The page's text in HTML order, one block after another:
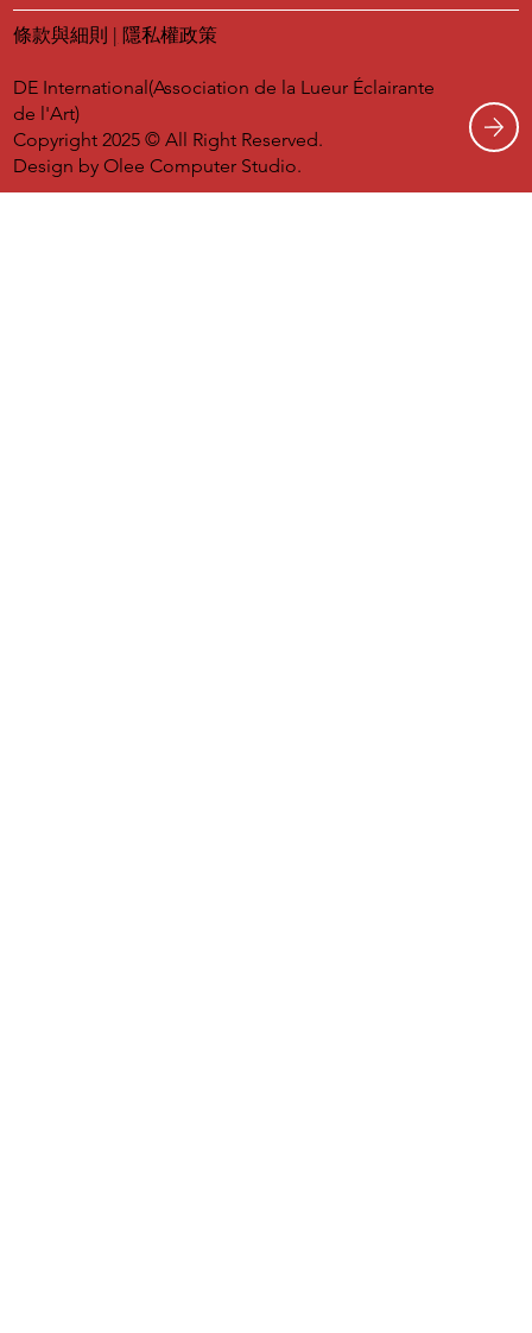
條款與細則 | 隱私權政策
DE International(Association de la Lueur Éclairante
de l'Art)
Copyright 2025 © All Right Reserved.
Design byOlee Computer Studio.